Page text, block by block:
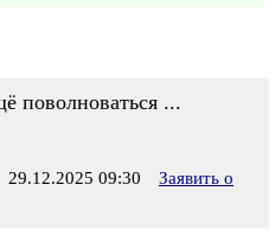
поволноваться ...
29.12.2025 09:30
Заявить о